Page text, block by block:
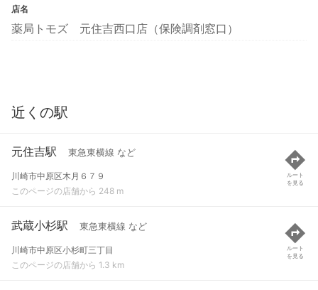
店名
薬局トモズ 元住吉西口店（保険調剤窓口）
近くの駅
元住吉駅 東急東横線 など
川崎市中原区木月６７９
このページの店舗から 248 m
ルート
を見る
武蔵小杉駅 東急東横線 など
川崎市中原区小杉町三丁目
このページの店舗から 1.3 km
ルート
を見る